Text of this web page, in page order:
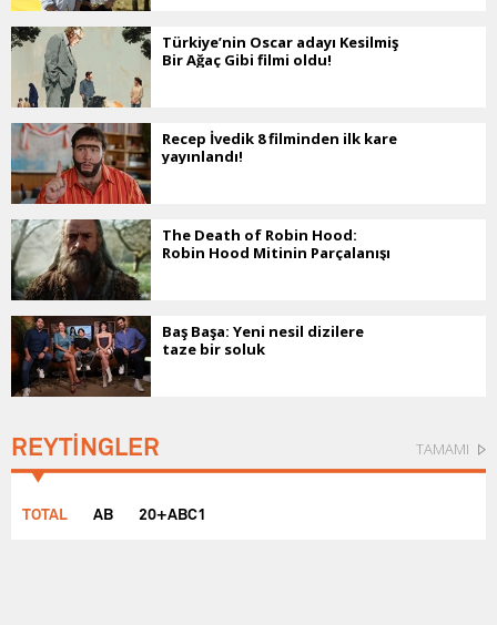
Türkiye’nin Oscar adayı Kesilmiş
Bir Ağaç Gibi filmi oldu!
Recep İvedik 8 filminden ilk kare
yayınlandı!
The Death of Robin Hood:
Robin Hood Mitinin Parçalanışı
Baş Başa: Yeni nesil dizilere
taze bir soluk
REYTİNGLER TAMAMI
TOTAL AB 20+ABC1